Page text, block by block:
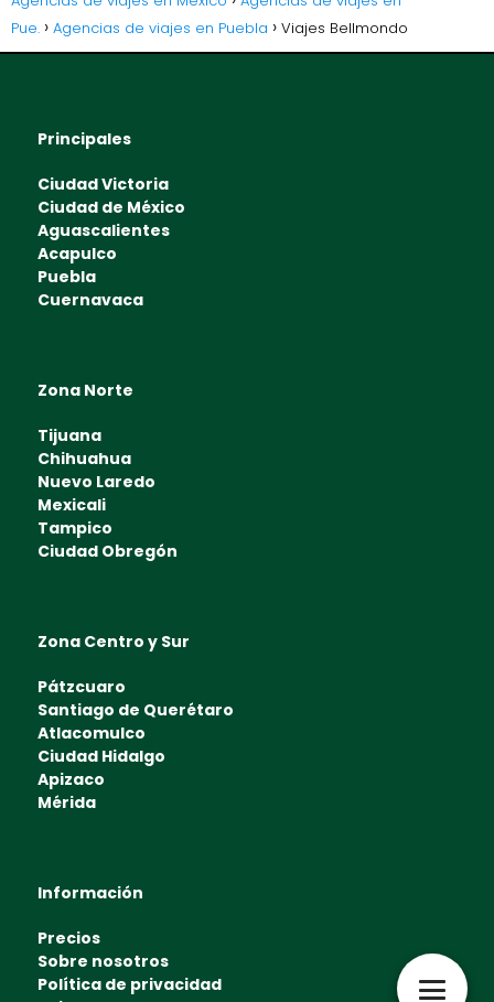
Pue.
Agencias de viajes en Puebla Viajes Bellmondo
Principales
Ciudad Victoria
Ciudad de México
Aguascalientes
Acapulco
Puebla
Cuernavaca
Zona Norte
Tijuana
Chihuahua
Nuevo Laredo
Mexicali
Tampico
Ciudad Obregón
Zona Centro y Sur
Pátzcuaro
Santiago de Querétaro
Atlacomulco
Ciudad Hidalgo
Apizaco
Mérida
Información
Precios
Sobre nosotros
Política de privacidad